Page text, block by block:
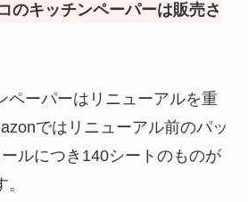
のキッチンペーパーは販売さ
ペーパーはリニューアルを重
ではリニューアル前のパッ
ルにつき140シートのものが